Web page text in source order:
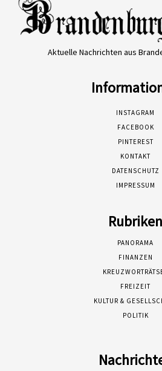
Aktuelle Nachrichten aus
INSTAGRAM
FACEBOOK
PINTEREST
KONTAKT
DATENSCHUTZ
IMPRESSUM
Rubriken
PANORAMA
FINANZEN
FREIZEIT
KULTUR &
POLITIK